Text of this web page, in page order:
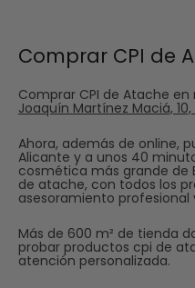
regenerador CPI ha sido
piel. Lo recomiendo sin
“Mi piel estaba muy
el sérum CPI ha
semanas.”
“El Mbm estimulador de
maravilla. Mi piel se siente
que lo uso.”
Comprar CPI de
Comprar CPI de Atache
Joaquín Martínez Maciá,
Ahora, además de online,
Alicante y a unos 40
cosmética más grande de
de atache, con todos los
asesoramiento profesional
Más de 600 m² de tienda
probar productos cpi de
atención personalizada.